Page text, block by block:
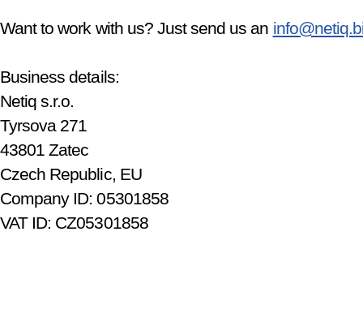
Want to work with us? Just send us an
Business details:
Netiq s.r.o.
Tyrsova 271
43801 Zatec
Czech Republic, EU
Company ID: 05301858
VAT ID: CZ05301858